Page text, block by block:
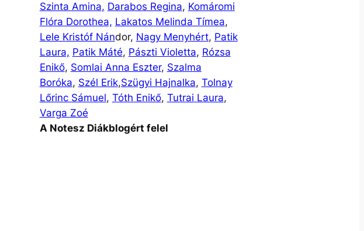
Szinta Amina, Darabos Regina, Komáromi
Flóra Dorothea, Lakatos Melinda Tímea,
Lele Kristóf Nándor, Nagy Menyhért, Patik
Laura, Patik Máté, Pászti Violetta, Rózsa
Enikő, Somlai Anna Eszter, Szalma
Boróka, Szél Erik,Szügyi Hajnalka, Tolnay
Lőrinc Sámuel, Tóth Enikő, Tutrai Laura,
Varga Zoé
A Notesz Diákblogért felel